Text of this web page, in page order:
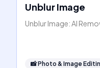
Unblur Image
Unblur Image: AI
📸Photo & Image